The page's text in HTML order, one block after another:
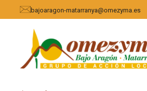
bajoaragon-matarranya@omezyma.es